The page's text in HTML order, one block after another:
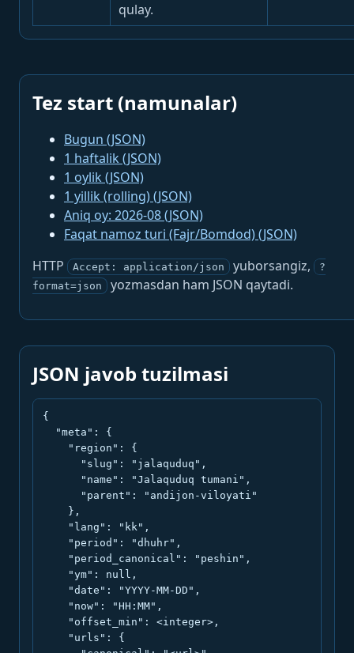
qulay.
Tez start (namunalar)
Bugun (JSON)
1 haftalik (JSON)
1 oylik (JSON)
1 yillik (rolling) (JSON)
Aniq oy: 2026-08 (JSON)
Faqat namoz turi (Fajr/Bomdod) (JSON)
HTTP
Accept: application/json yuborsangiz,
?
format=json
yozmasdan ham JSON qaytadi.
JSON javob tuzilmasi
{
  "meta": {
    "region": {
      "slug": "jalaquduq",
      "name": "Jalaquduq tumani",
      "parent": "andijon-viloyati"
    },
    "lang": "kk",
    "period": "dhuhr",
    "period_canonical": "peshin",
    "ym": null,
    "date": "YYYY-MM-DD",
    "now": "HH:MM",
    "offset_min": <integer>,
    "urls": {